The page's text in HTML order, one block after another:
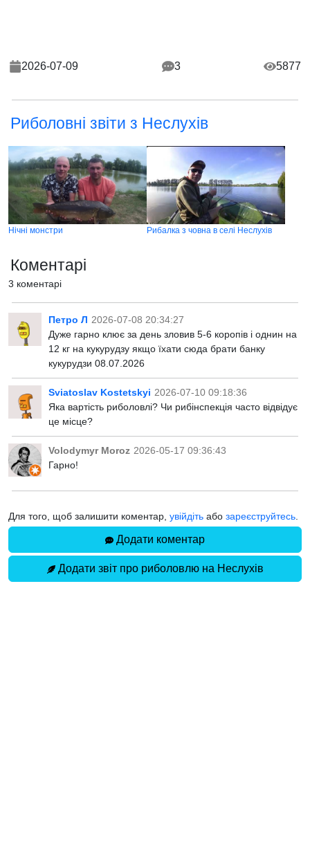
2026-07-09 3 5877
Риболовні звіти з Неслухів
Нічні монстри Рибалка з човна в селі Неслухів
Коментарі
3 коментарі
Петро Л 2026-07-08 20:34:27
Дуже гарно клює за день зловив 5-6 коропів і однин на
12 кг на кукурудзу якщо їхати сюда брати банку
кукурудзи 08.07.2026
Sviatoslav Kostetskyi 2026-07-10 09:18:36
Яка вартість риболовлі? Чи рибінспекція часто відвідує
це місце?
Volodymyr Moroz 2026-05-17 09:36:43
Гарно!
Для того, щоб залишити коментар, увійдіть або зареєструйтесь.
Додати коментар
Додати звіт про риболовлю на Неслухів